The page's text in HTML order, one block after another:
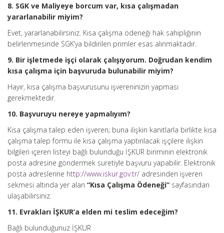
8. SGK ve Maliyeye borcum var, kısa çalışmadan
yararlanabilir miyim?
Evet, yararlanabilirsiniz. Kısa çalışma ödeneği hak sahipliğinin
belirlenmesinde SGK’ya bildirilen primler esas alınmaktadır.
9. Bir işletmede işçi olarak çalışıyorum. Doğrudan kendim
kısa çalışma için başvuruda bulunabilir miyim?
Hayır, kısa çalışma başvurusunu işvereninizin yapması
gerekmektedir.
10. Başvuruyu nereye yapmalıyım?
Kısa çalışma talep eden işveren; buna ilişkin kanıtlarla birlikte kısa
çalışma talep formu ile kısa çalışma yaptırılacak işçilere ilişkin
bilgileri içeren listeyi bağlı bulunduğu İŞKUR biriminin elektronik
posta adresine göndermek suretiyle başvuru yapabilir. Elektronik
posta adreslerine http://www.iskur.gov.tr/ adresinden işveren
sekmesi altında yer alan “Kısa Çalışma Ödeneği” sayfasından
ulaşabilirsiniz.
11. Evrakları İŞKUR’a elden mi teslim edeceğim?
Bağlı bulunduğunuz İŞKUR